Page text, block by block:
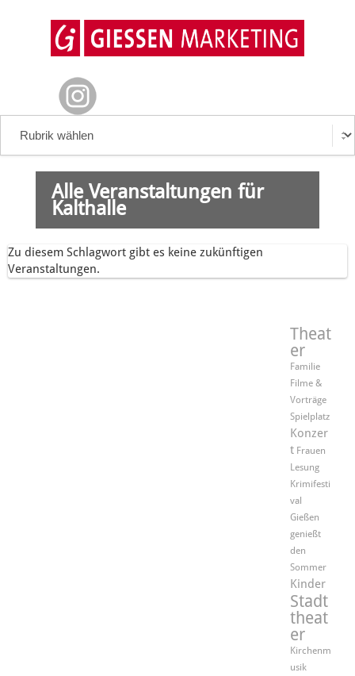
Alle Veranstaltungen für
Kalthalle
Zu diesem Schlagwort gibt es keine zukünftigen
Veranstaltungen.
Theat
er
Familie
Filme &
Vorträge
Spielplatz
Konzer
t Frauen
Lesung
Krimifesti
val
Gießen
genießt
den
Sommer
Kinder
Stadt
theat
er
Kirchenm
usik